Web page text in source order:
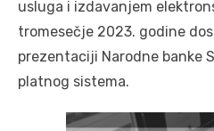
usluga i izdavanjem
tromesečje 2023. godine
prezentaciji Narodne banke
platnog sistema.